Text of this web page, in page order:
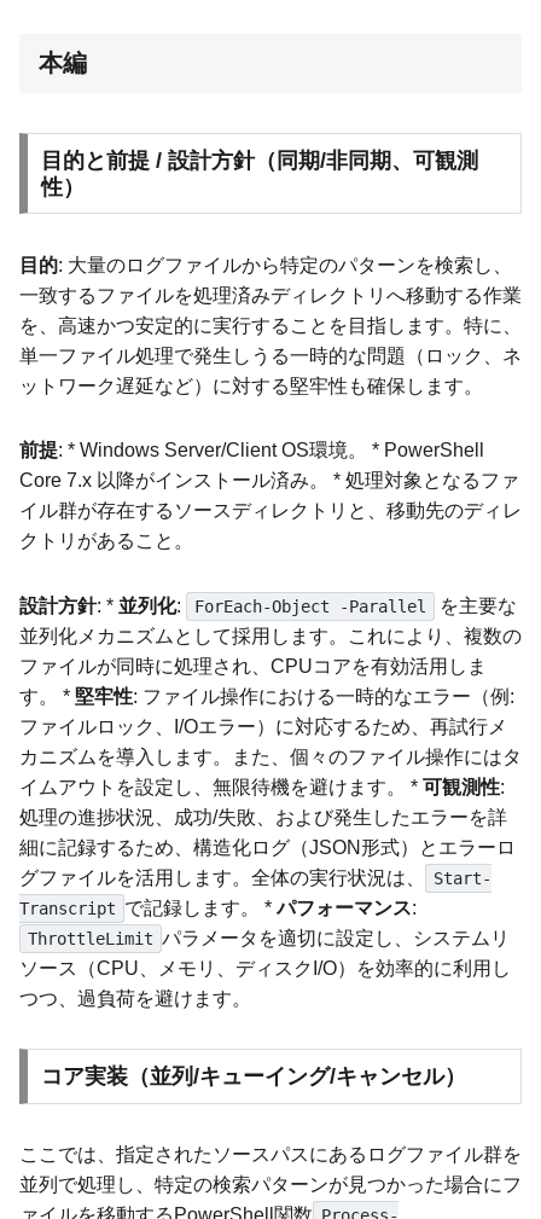
本編
目的と前提 / 設計方針（同期/非同期、可観測
性）
目的: 大量のログファイルから特定のパターンを検索し、
一致するファイルを処理済みディレクトリへ移動する作業
を、高速かつ安定的に実行することを目指します。特に、
単一ファイル処理で発生しうる一時的な問題（ロック、ネ
ットワーク遅延など）に対する堅牢性も確保します。
前提: * Windows Server/Client OS環境。 * PowerShell
Core 7.x 以降がインストール済み。 * 処理対象となるファ
イル群が存在するソースディレクトリと、移動先のディレ
クトリがあること。
設計方針: * 並列化: ForEach-Object -Parallel
を主要な
並列化メカニズムとして採用します。これにより、複数の
ファイルが同時に処理され、CPUコアを有効活用しま
す。 * 堅牢性: ファイル操作における一時的なエラー（例:
ファイルロック、I/Oエラー）に対応するため、再試行メ
カニズムを導入します。また、個々のファイル操作にはタ
イムアウトを設定し、無限待機を避けます。 * 可観測性:
処理の進捗状況、成功/失敗、および発生したエラーを詳
細に記録するため、構造化ログ（JSON形式）とエラーロ
グファイルを活用します。全体の実行状況は、
Start-
Transcript で記録します。 *パフォーマンス:
ThrottleLimit パラメータを適切に設定し、システムリ
ソース（CPU、メモリ、ディスクI/O）を効率的に利用し
つつ、過負荷を避けます。
コア実装（並列/キューイング/キャンセル）
ここでは、指定されたソースパスにあるログファイル群を
並列で処理し、特定の検索パターンが見つかった場合にフ
ァイルを移動するPowerShell関数 Process-